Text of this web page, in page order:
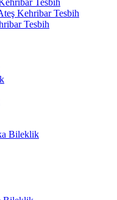
Tesbih
Kehribar Tesbih
Tesbih
Bileklik